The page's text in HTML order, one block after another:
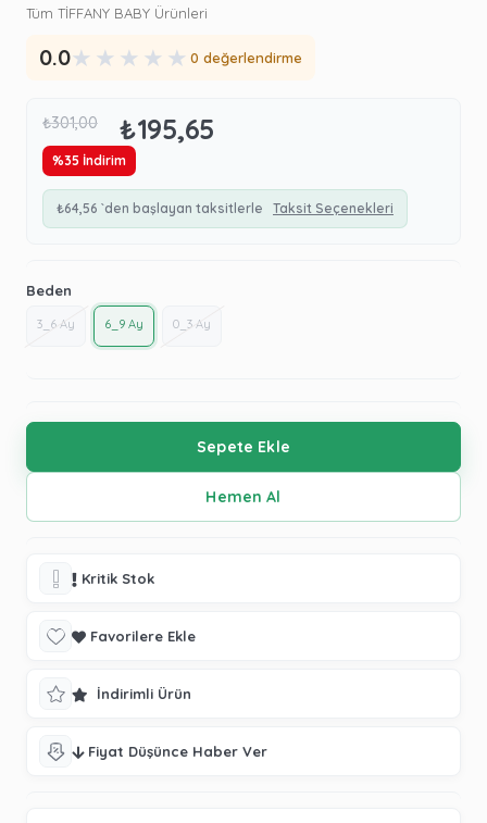
Tüm TİFFANY BABY Ürünleri
0.0★ ★ ★ ★ ★ 0 değerlendirme
₺301,00 ₺195,65
%35 İndirim
₺64,56 `den başlayan taksitlerle Taksit Seçenekleri
Beden
3_6 Ay 6_9 Ay 0_3 Ay
Kritik Stok
Favorilere Ekle
İndirimli Ürün
Fiyat Düşünce Haber Ver